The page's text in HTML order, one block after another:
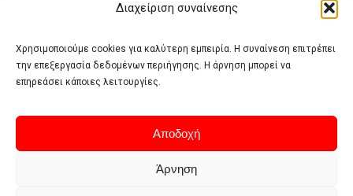
Διαχείριση συναίνεσης
Χρησιμοποιούμε cookies για καλύτερη εμπειρία. Η συναίνεση επιτρέπει
την επεξεργασία δεδομένων περιήγησης. Η άρνηση μπορεί να
επηρεάσει κάποιες λειτουργίες.
Αποδοχή
Άρνηση
Πολυτέλεια δεν είναι το αντίθετο της ανέχειας, είναι το αντίθετο της